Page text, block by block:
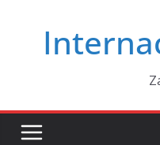
contenido